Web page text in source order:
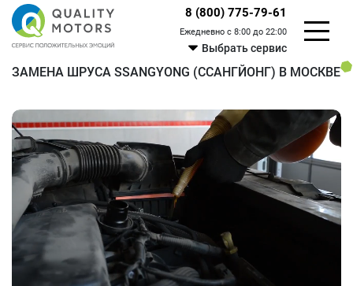
8 (800) 775-79-61
Ежедневно с 8:00 до 22:00
Выбрать сервис
ЗАМЕНА ШРУСА SSANGYONG (ССАНГЙОНГ) В МОСКВЕ